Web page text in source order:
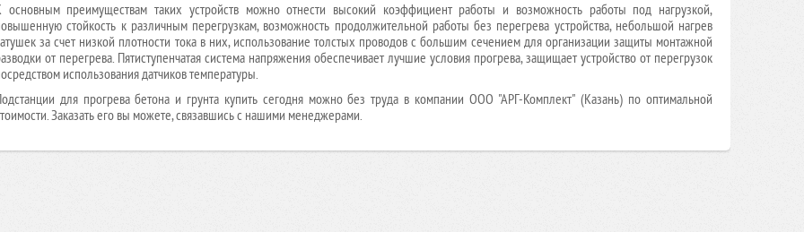
основным преимуществам таких устройств можно отнести высокий коэффициент работы и возможность работы под нагрузкой,
стойкость к различным перегрузкам, возможность продолжительной работы без перегрева устройства, небольшой нагрев
за счет низкой плотности тока в них, использование толстых проводов с большим сечением для организации защиты монтажной
от перегрева. Пятиступенчатая система напряжения обеспечивает лучшие условия прогрева, защищает устройство от перегрузок
использования датчиков температуры.
для прогрева бетона и грунта купить сегодня можно без труда в компании ООО "АРГ-Комплект"(Казань) по оптимальной
Заказать его вы можете, связавшись с нашими менеджерами.